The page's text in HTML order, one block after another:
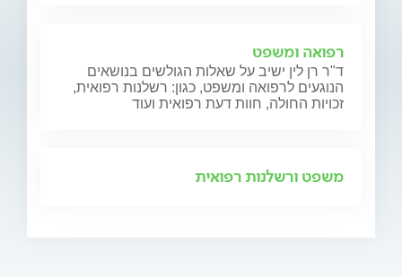
רפואה ומשפט
ד"ר רן לין ישיב על שאלות הגולשים בנושאים
הנוגעים לרפואה ומשפט, כגון: רשלנות רפואית,
זכויות החולה, חוות דעת רפואית ועוד
משפט ורשלנות רפואית